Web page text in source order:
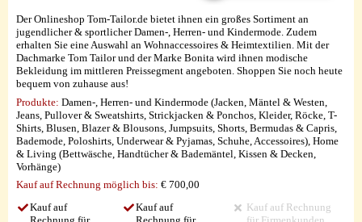
Der Onlineshop Tom-Tailor.de bietet ihnen ein großes Sortiment an
jugendlicher & sportlicher Damen-, Herren- und Kindermode. Zudem
erhalten Sie eine Auswahl an Wohnaccessoires & Heimtextilien. Mit der
Dachmarke Tom Tailor und der Marke Bonita wird ihnen modische
Bekleidung im mittleren Preissegment angeboten. Shoppen Sie noch heute
bequem von zuhause aus!
Produkte: Damen-, Herren- und Kindermode (Jacken, Mäntel & Westen,
Jeans, Pullover & Sweatshirts, Strickjacken & Ponchos, Kleider, Röcke, T-
Shirts, Blusen, Blazer & Blousons, Jumpsuits, Shorts, Bermudas & Capris,
Bademode, Poloshirts, Underwear & Pyjamas, Schuhe, Accessoires), Home
& Living (Bettwäsche, Handtücher & Bademäntel, Kissen & Decken,
Vorhänge)
Kauf auf Rechnung möglich bis: € 700,00
Kauf auf
Kauf auf
Kauf auf Rechnung